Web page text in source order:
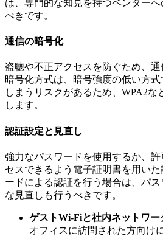
は、専門的な知見を持つベンダー
べきです。
通信の暗号化
盗聴や不正アクセスを防ぐため、通
暗号化方式は、暗号強度の低い方
しまうリスクがあるため、WPA2な
します。
認証設定と見直し
強力なパスワードを使用するか、
セスできるよう電子証明書を用い
ードによる認証を行う場合は、パ
な見直しも行うべきです。
ゲストWi-Fiと社内ネットワー
オフィスに訪問された方向け